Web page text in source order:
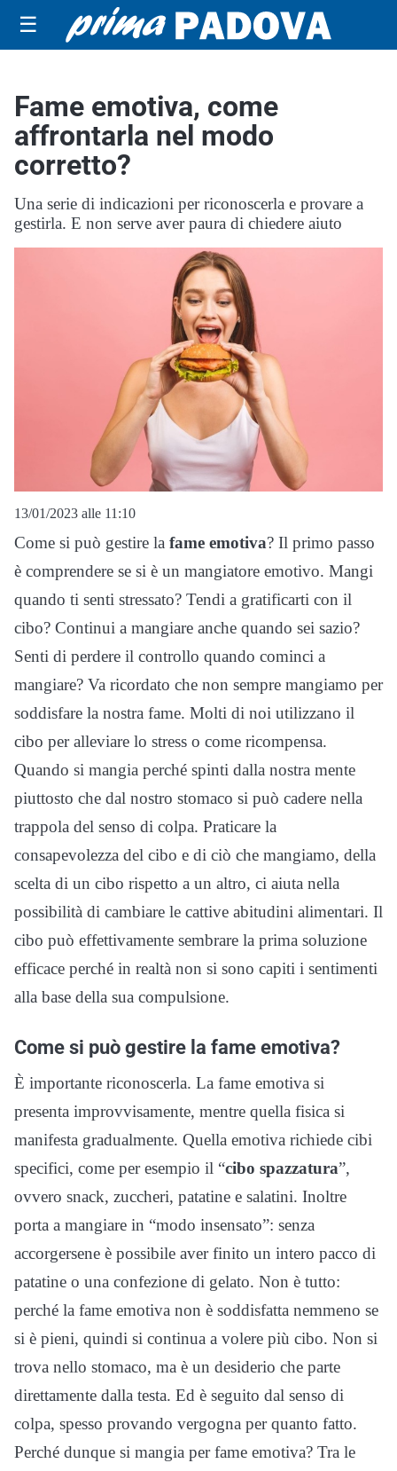
☰
Fame emotiva, come
affrontarla nel modo
corretto?
Una serie di indicazioni per riconoscerla e provare a
gestirla. E non serve aver paura di chiedere aiuto
13/01/2023 alle 11:10
Come si può gestire la fame emotiva? Il primo passo
è comprendere se si è un mangiatore emotivo. Mangi
quando ti senti stressato? Tendi a gratificarti con il
cibo? Continui a mangiare anche quando sei sazio?
Senti di perdere il controllo quando cominci a
mangiare? Va ricordato che non sempre mangiamo per
soddisfare la nostra fame. Molti di noi utilizzano il
cibo per alleviare lo stress o come ricompensa.
Quando si mangia perché spinti dalla nostra mente
piuttosto che dal nostro stomaco si può cadere nella
trappola del senso di colpa. Praticare la
consapevolezza del cibo e di ciò che mangiamo, della
scelta di un cibo rispetto a un altro, ci aiuta nella
possibilità di cambiare le cattive abitudini alimentari. Il
cibo può effettivamente sembrare la prima soluzione
efficace perché in realtà non si sono capiti i sentimenti
alla base della sua compulsione.
Come si può gestire la fame emotiva?
È importante riconoscerla. La fame emotiva si
presenta improvvisamente, mentre quella fisica si
manifesta gradualmente. Quella emotiva richiede cibi
specifici, come per esempio il “cibo spazzatura”,
ovvero snack, zuccheri, patatine e salatini. Inoltre
porta a mangiare in “modo insensato”: senza
accorgersene è possibile aver finito un intero pacco di
patatine o una confezione di gelato. Non è tutto:
perché la fame emotiva non è soddisfatta nemmeno se
si è pieni, quindi si continua a volere più cibo. Non si
trova nello stomaco, ma è un desiderio che parte
direttamente dalla testa. Ed è seguito dal senso di
colpa, spesso provando vergogna per quanto fatto.
Perché dunque si mangia per fame emotiva? Tra le